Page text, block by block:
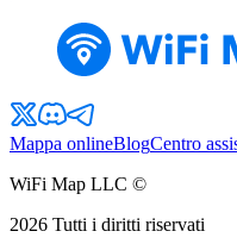
Mappa onlineBlogCentro
WiFi Map LLC ©
2026 Tutti i diritti riservati